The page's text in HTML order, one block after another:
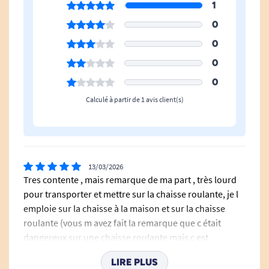
Fonctionnement sans fil : Alimenté par une
batterie rechargeable, il offre jusqu’à 50 à
60 cycles complets (montée/descente).
Confort et sécurité garantis: Dispose d'une
assise en matériau PU antidérapant pour
une stabilité optimale.
permettant une transition naturelle et
Caractéristiques techniques :
Dimensions :
Avec poignées : 42,5 x 50 x 15,5 cm.
Sans poignées : 42,5 x 41 x 5,5 cm.
1
0
0
0
0
Calculé à partir de 1 avis client(s)
13/03/2026
Tres contente , mais remarque de ma part , très lourd
pour transporter et mettre sur la chaisse roulante, je l
emploie sur la chaisse à la maison et sur la chaisse
roulante (vous m avez fait la remarque que c était
dangereux sur une chaisse roulante mais c est
tellement…..) merci du conseille . Je ne peux que
répéter très contente
LIRE PLUS